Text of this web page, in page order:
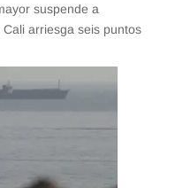
suspende a
arriesga seis puntos